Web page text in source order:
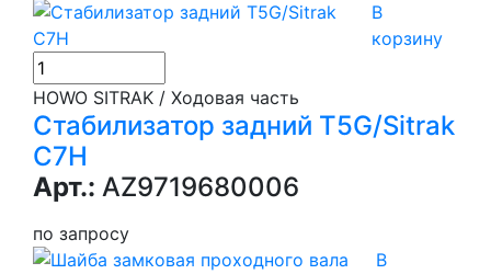
В
корзину
HOWO SITRAK / Ходовая часть
Стабилизатор задний T5G/Sitrak
C7H
Арт.: AZ9719680006
по запросу
В